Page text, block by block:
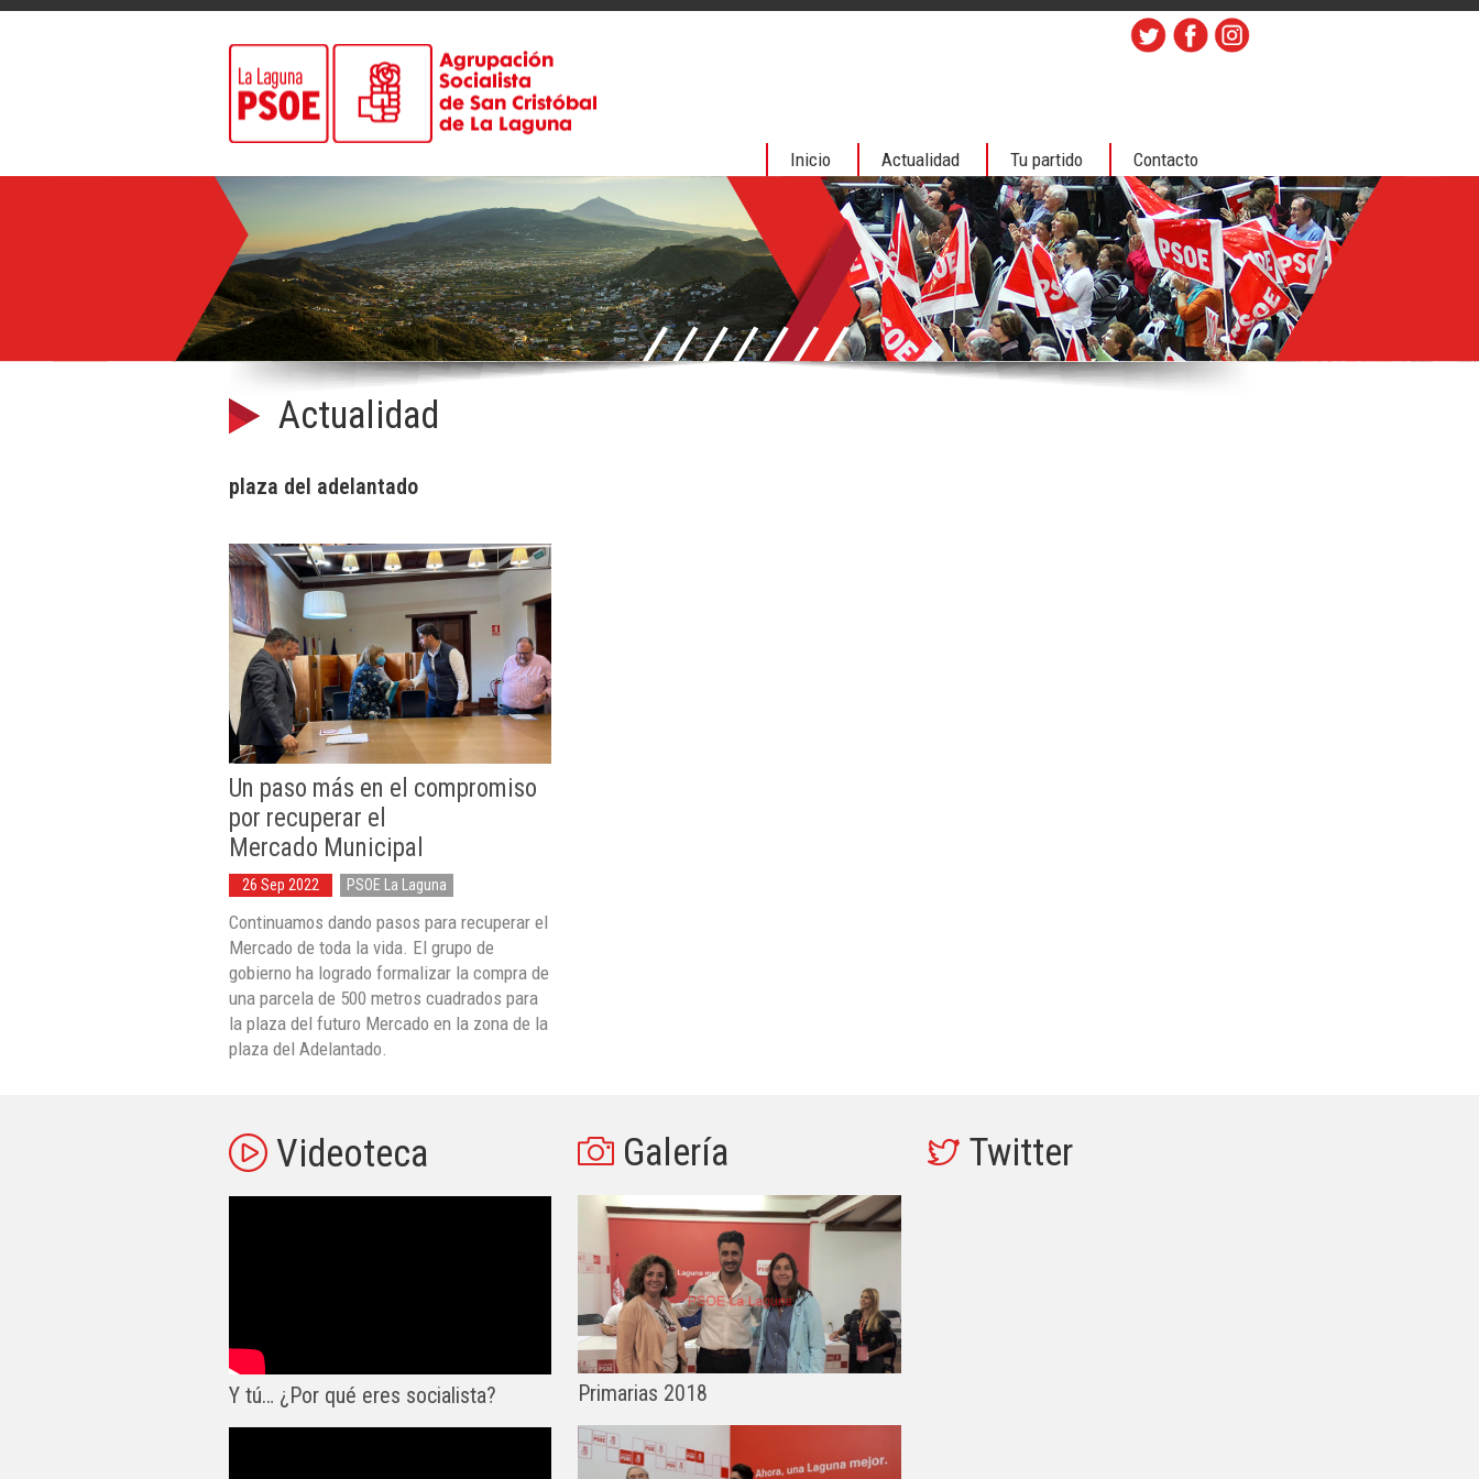
Inicio Actualidad Tu partido Contacto
Actualidad
plaza del adelantado
Un paso más en el compromiso
por recuperar el
Mercado Municipal
26 Sep 2022 PSOE La Laguna
Continuamos dando pasos para recuperar el
Mercado de toda la vida. El grupo de
gobierno ha logrado formalizar la compra de
una parcela de 500 metros cuadrados para
la plaza del futuro Mercado en la zona de la
plaza del Adelantado.
Videoteca
Y tú… ¿Por qué eres socialista?
Galería
Primarias 2018
Twitter